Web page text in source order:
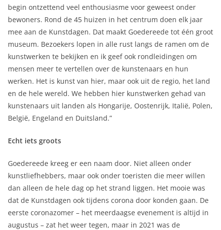
begin ontzettend veel enthousiasme voor geweest onder
bewoners. Rond de 45 huizen in het centrum doen elk jaar
mee aan de Kunstdagen. Dat maakt Goedereede tot één groot
museum. Bezoekers lopen in alle rust langs de ramen om de
kunstwerken te bekijken en ik geef ook rondleidingen om
mensen meer te vertellen over de kunstenaars en hun
werken. Het is kunst van hier, maar ook uit de regio, het land
en de hele wereld. We hebben hier kunstwerken gehad van
kunstenaars uit landen als Hongarije, Oostenrijk, Italië, Polen,
België, Engeland en Duitsland.”
Echt iets groots
Goedereede kreeg er een naam door. Niet alleen onder
kunstliefhebbers, maar ook onder toeristen die meer willen
dan alleen de hele dag op het strand liggen. Het mooie was
dat de Kunstdagen ook tijdens corona door konden gaan. De
eerste coronazomer – het meerdaagse evenement is altijd in
augustus – zat het weer tegen, maar in 2021 was de